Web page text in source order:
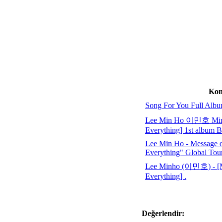
Song For You Full
Lee Min Ho 이민호
Everything] 1st album
Lee Min Ho - Message
Everything" Global
Lee Minho (이민호) -
Everything] .
Değerlendir: